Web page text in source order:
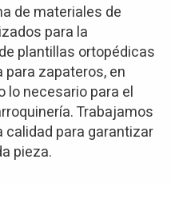
de materiales de
para la
plantillas ortopédicas
zapateros, en
lo necesario para el
Trabajamos
calidad para garantizar
pieza.